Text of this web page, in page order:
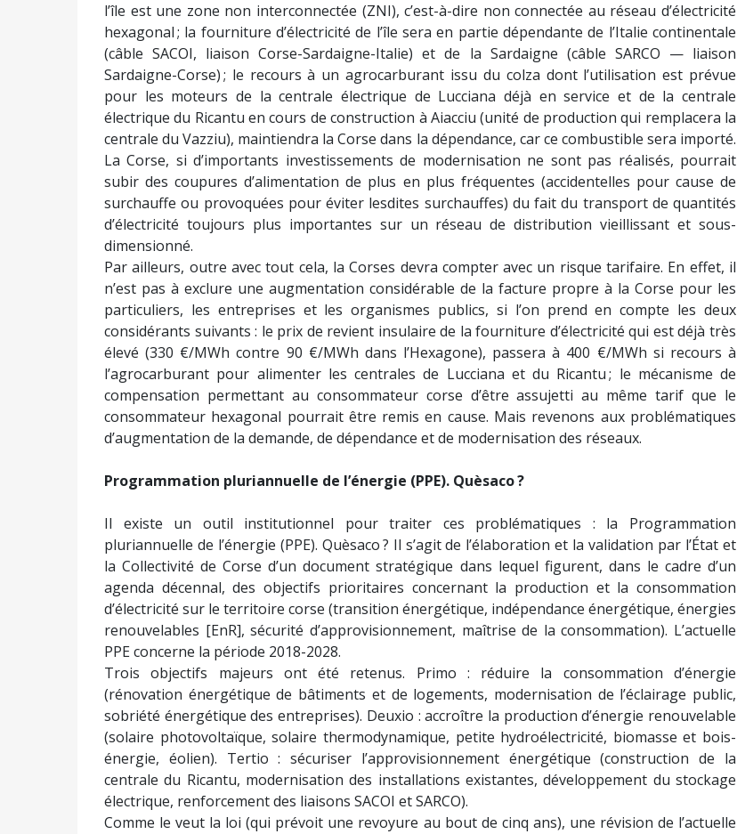
l’île est une zone non interconnectée (ZNI), c’est-à-dire non connectée au réseau d’électricité
hexagonal ; la fourniture d’électricité de l’île sera en partie dépendante de l’Italie continentale
(câble SACOI, liaison Corse-Sardaigne-Italie) et de la Sardaigne (câble SARCO — liaison
Sardaigne-Corse) ; le recours à un agrocarburant issu du colza dont l’utilisation est prévue
pour les moteurs de la centrale électrique de Lucciana déjà en service et de la centrale
électrique du Ricantu en cours de construction à Aiacciu (unité de production qui remplacera la
centrale du Vazziu), maintiendra la Corse dans la dépendance, car ce combustible sera importé.
La Corse, si d’importants investissements de modernisation ne sont pas réalisés, pourrait
subir des coupures d’alimentation de plus en plus fréquentes (accidentelles pour cause de
surchauffe ou provoquées pour éviter lesdites surchauffes) du fait du transport de quantités
d’électricité toujours plus importantes sur un réseau de distribution vieillissant et sous-
dimensionné.
Par ailleurs, outre avec tout cela, la Corses devra compter avec un risque tarifaire. En effet, il
n’est pas à exclure une augmentation considérable de la facture propre à la Corse pour les
particuliers, les entreprises et les organismes publics, si l’on prend en compte les deux
considérants suivants : le prix de revient insulaire de la fourniture d’électricité qui est déjà très
élevé (330 €/MWh contre 90 €/MWh dans l’Hexagone), passera à 400 €/MWh si recours à
l’agrocarburant pour alimenter les centrales de Lucciana et du Ricantu ; le mécanisme de
compensation permettant au consommateur corse d’être assujetti au même tarif que le
consommateur hexagonal pourrait être remis en cause. Mais revenons aux problématiques
d’augmentation de la demande, de dépendance et de modernisation des réseaux.
Programmation pluriannuelle de l’énergie (PPE). Quèsaco ?
Il existe un outil institutionnel pour traiter ces problématiques : la Programmation
pluriannuelle de l’énergie (PPE). Quèsaco ? Il s’agit de l’élaboration et la validation par l’État et
la Collectivité de Corse d’un document stratégique dans lequel figurent, dans le cadre d’un
agenda décennal, des objectifs prioritaires concernant la production et la consommation
d’électricité sur le territoire corse (transition énergétique, indépendance énergétique, énergies
renouvelables [EnR], sécurité d’approvisionnement, maîtrise de la consommation). L’actuelle
PPE concerne la période 2018-2028.
Trois objectifs majeurs ont été retenus. Primo : réduire la consommation d’énergie
(rénovation énergétique de bâtiments et de logements, modernisation de l’éclairage public,
sobriété énergétique des entreprises). Deuxio : accroître la production d’énergie renouvelable
(solaire photovoltaïque, solaire thermodynamique, petite hydroélectricité, biomasse et bois-
énergie, éolien). Tertio : sécuriser l’approvisionnement énergétique (construction de la
centrale du Ricantu, modernisation des installations existantes, développement du stockage
électrique, renforcement des liaisons SACOI et SARCO).
Comme le veut la loi (qui prévoit une revoyure au bout de cinq ans), une révision de l’actuelle